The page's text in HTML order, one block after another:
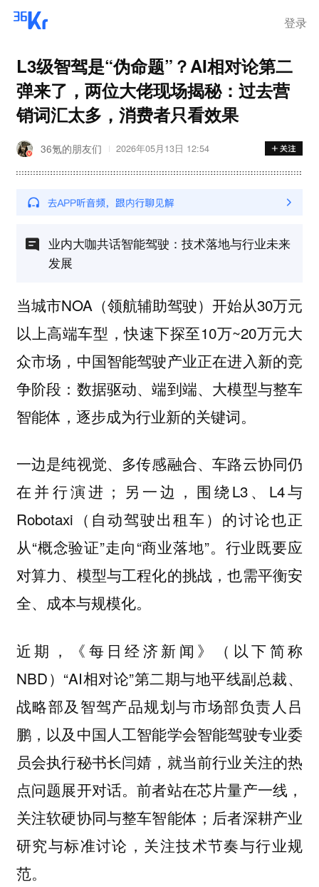
登录
L3级智驾是“伪命题”？AI相对论第二
弹来了，两位大佬现场揭秘：过去营
销词汇太多，消费者只看效果
36氪的朋友们 2026年05月13日 12:54
业内大咖共话智能驾驶：技术落地与行业未来
发展
当城市NOA（领航辅助驾驶）开始从30万元
以上高端车型，快速下探至10万~20万元大
众市场，中国智能驾驶产业正在进入新的竞
争阶段：数据驱动、端到端、大模型与整车
智能体，逐步成为行业新的关键词。
一边是纯视觉、多传感融合、车路云协同仍
在并行演进；另一边，围绕L3、L4与
Robotaxi（自动驾驶出租车）的讨论也正
从“概念验证”走向“商业落地”。行业既要应
对算力、模型与工程化的挑战，也需平衡安
全、成本与规模化。
近期，《每日经济新闻》（以下简称
NBD）“AI相对论”第二期与地平线副总裁、
战略部及智驾产品规划与市场部负责人吕
鹏，以及中国人工智能学会智能驾驶专业委
员会执行秘书长闫婧，就当前行业关注的热
点问题展开对话。前者站在芯片量产一线，
关注软硬协同与整车智能体；后者深耕产业
研究与标准讨论，关注技术节奏与行业规
范。